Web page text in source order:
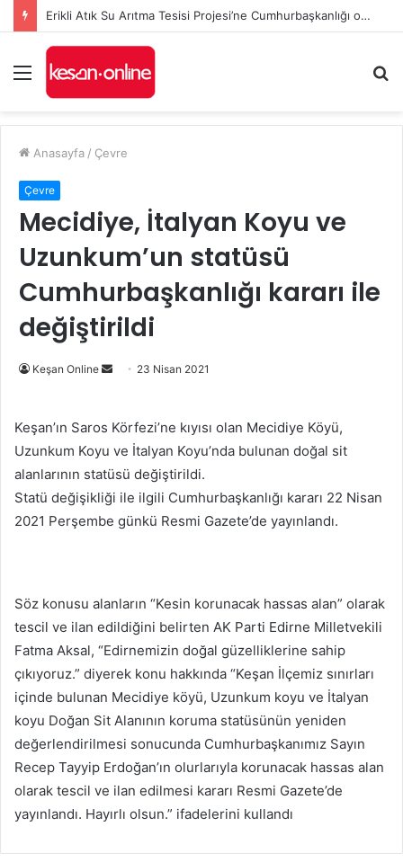
Erikli Atık Su Arıtma Tesisi Projesi’ne Cumhurbaşkanlığı onayı
Menü
...
Anasayfa / Çevre
Çevre
Mecidiye, İtalyan Koyu ve
Uzunkum’un statüsü
Cumhurbaşkanlığı kararı ile
değiştirildi
Keşan Online
Bir
göndermek
23 Nisan 2021
Keşan’ın Saros Körfezi’ne kıyısı olan Mecidiye Köyü,
Uzunkum Koyu ve İtalyan Koyu’nda bulunan doğal sit
alanlarının statüsü değiştirildi.
Statü değişikliği ile ilgili Cumhurbaşkanlığı kararı 22 Nisan
2021 Perşembe günkü Resmi Gazete’de yayınlandı.
Söz konusu alanların “Kesin korunacak hassas alan” olarak
tescil ve ilan edildiğini belirten AK Parti Edirne Milletvekili
Fatma Aksal, “Edirnemizin doğal güzelliklerine sahip
çıkıyoruz.” diyerek konu hakkında “Keşan İlçemiz sınırları
içinde bulunan Mecidiye köyü, Uzunkum koyu ve İtalyan
koyu Doğan Sit Alanının koruma statüsünün yeniden
değerlendirilmesi sonucunda Cumhurbaşkanımız Sayın
Recep Tayyip Erdoğan’ın olurlarıyla korunacak hassas alan
olarak tescil ve ilan edilmesi kararı Resmi Gazete’de
yayınlandı. Hayırlı olsun.” ifadelerini kullandı